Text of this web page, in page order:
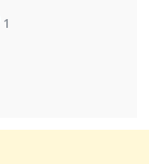
1